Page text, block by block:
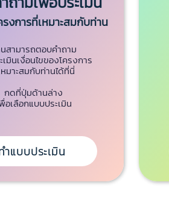
รงการที่เหมาะสมกับท่าน
สามารถตอบคำถาม
เมินเงื่อนไขของโครงการ
มาะสมกับท่านได้ที่นี่
กดที่ปุ่มด้านล่าง
อเลือกแบบประเมิน
ำแบบประเมิน